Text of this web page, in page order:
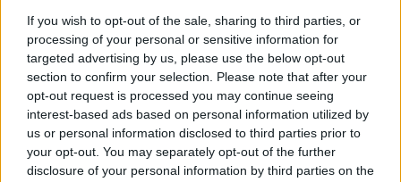
If you wish to opt-out of the sale, sharing to third parties, or
processing of your personal or sensitive information for
targeted advertising by us, please use the below opt-out
section to confirm your selection. Please note that after your
opt-out request is processed you may continue seeing
interest-based ads based on personal information utilized by
us or personal information disclosed to third parties prior to
your opt-out. You may separately opt-out of the further
disclosure of your personal information by third parties on the
risentano delle esigenze dei pazienti COVID
3) Ripristinare il personale infermieristico e
anestesiologico dei blocchi operatori 4)
Mantenere l’efficienza degli screening
territoriali e della diagnostica di I e II livello
per i pazienti oncologici 5) Preservare in ogni
ospedale un numero adeguato di posti letto
NO COVID in terapia intensiva per i pazienti